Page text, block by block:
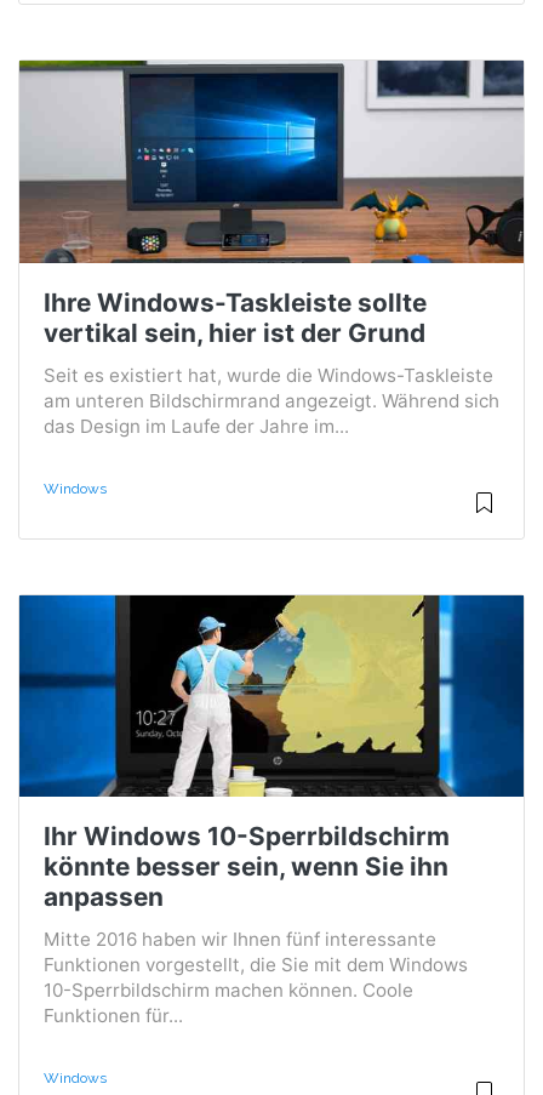
Ihre Windows-Taskleiste sollte
vertikal sein, hier ist der Grund
Seit es existiert hat, wurde die Windows-Taskleiste
am unteren Bildschirmrand angezeigt. Während sich
das Design im Laufe der Jahre im...
Windows
Ihr Windows 10-Sperrbildschirm
könnte besser sein, wenn Sie ihn
anpassen
Mitte 2016 haben wir Ihnen fünf interessante
Funktionen vorgestellt, die Sie mit dem Windows
10-Sperrbildschirm machen können. Coole
Funktionen für...
Windows